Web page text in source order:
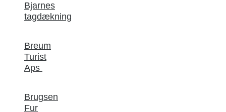
Bjarnes
tagdækning
Breum
Turist
Aps
Brugsen
Fur